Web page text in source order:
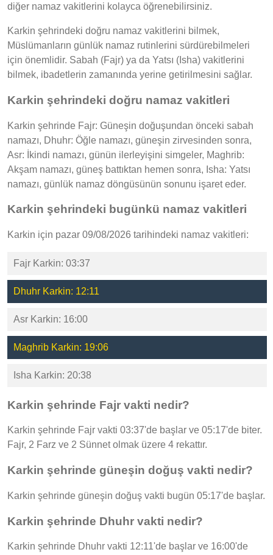
diğer namaz vakitlerini kolayca öğrenebilirsiniz.
Karkin şehrindeki doğru namaz vakitlerini bilmek,
Müslümanların günlük namaz rutinlerini sürdürebilmeleri
için önemlidir. Sabah (Fajr) ya da Yatsı (Isha) vakitlerini
bilmek, ibadetlerin zamanında yerine getirilmesini sağlar.
Karkin şehrindeki doğru namaz vakitleri
Karkin şehrinde Fajr: Güneşin doğuşundan önceki sabah
namazı, Dhuhr: Öğle namazı, güneşin zirvesinden sonra,
Asr: İkindi namazı, günün ilerleyişini simgeler, Maghrib:
Akşam namazı, güneş battıktan hemen sonra, Isha: Yatsı
namazı, günlük namaz döngüsünün sonunu işaret eder.
Karkin şehrindeki bugünkü namaz vakitleri
Karkin için pazar 09/08/2026 tarihindeki namaz vakitleri:
Fajr Karkin: 03:37
Dhuhr Karkin: 12:11
Asr Karkin: 16:00
Maghrib Karkin: 19:06
Isha Karkin: 20:38
Karkin şehrinde Fajr vakti nedir?
Karkin şehrinde Fajr vakti 03:37'de başlar ve 05:17'de biter.
Fajr, 2 Farz ve 2 Sünnet olmak üzere 4 rekattır.
Karkin şehrinde güneşin doğuş vakti nedir?
Karkin şehrinde güneşin doğuş vakti bugün 05:17'de başlar.
Karkin şehrinde Dhuhr vakti nedir?
Karkin şehrinde Dhuhr vakti 12:11'de başlar ve 16:00'de